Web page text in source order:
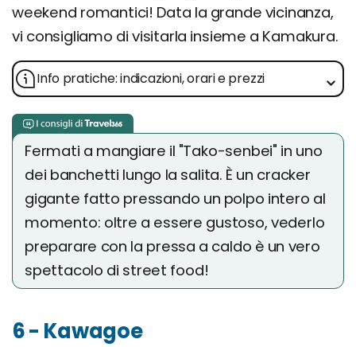
weekend romantici! Data la grande vicinanza,
vi consigliamo di visitarla insieme a Kamakura.
Info pratiche: indicazioni, orari e prezzi
Fermati a mangiare il "Tako-senbei" in uno
dei banchetti lungo la salita. È un cracker
gigante fatto pressando un polpo intero al
momento: oltre a essere gustoso, vederlo
preparare con la pressa a caldo è un vero
spettacolo di street food!
6 - Kawagoe